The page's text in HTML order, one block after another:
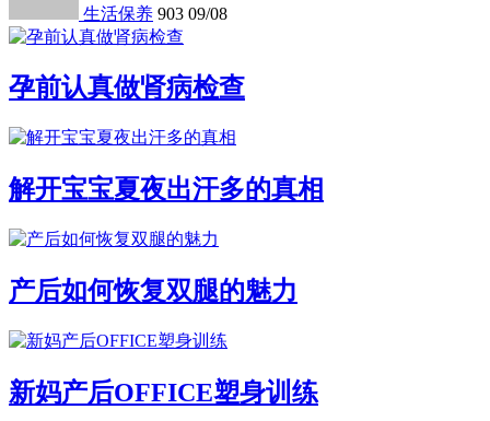
生活保养 903 09/08
孕前认真做肾病检查
解开宝宝夏夜出汗多的真相
产后如何恢复双腿的魅力
新妈产后OFFICE塑身训练